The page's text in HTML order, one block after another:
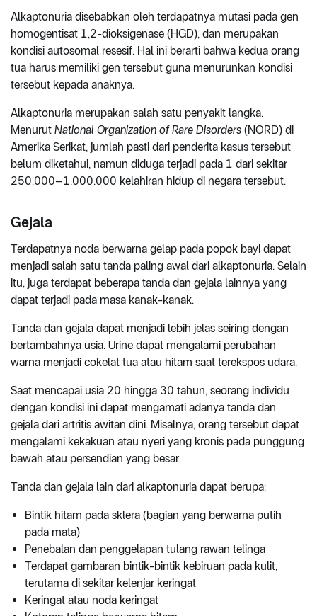
Alkaptonuria disebabkan oleh terdapatnya mutasi pada gen
homogentisat 1,2-dioksigenase (HGD), dan merupakan
kondisi autosomal resesif. Hal ini berarti bahwa kedua orang
tua harus memiliki gen tersebut guna menurunkan kondisi
tersebut kepada anaknya.
Alkaptonuria merupakan salah satu penyakit langka.
Menurut National Organization of Rare Disorders (NORD) di
Amerika Serikat, jumlah pasti dari penderita kasus tersebut
belum diketahui, namun diduga terjadi pada 1 dari sekitar
250.000–1.000.000 kelahiran hidup di negara tersebut.
Gejala
Terdapatnya noda berwarna gelap pada popok bayi dapat
menjadi salah satu tanda paling awal dari alkaptonuria. Selain
itu, juga terdapat beberapa tanda dan gejala lainnya yang
dapat terjadi pada masa kanak-kanak.
Tanda dan gejala dapat menjadi lebih jelas seiring dengan
bertambahnya usia. Urine dapat mengalami perubahan
warna menjadi cokelat tua atau hitam saat terekspos udara.
Saat mencapai usia 20 hingga 30 tahun, seorang individu
dengan kondisi ini dapat mengamati adanya tanda dan
gejala dari artritis awitan dini. Misalnya, orang tersebut dapat
mengalami kekakuan atau nyeri yang kronis pada punggung
bawah atau persendian yang besar.
Tanda dan gejala lain dari alkaptonuria dapat berupa:
Bintik hitam pada sklera (bagian yang berwarna putih
pada mata)
Penebalan dan penggelapan tulang rawan telinga
Terdapat gambaran bintik-bintik kebiruan pada kulit,
terutama di sekitar kelenjar keringat
Keringat atau noda keringat